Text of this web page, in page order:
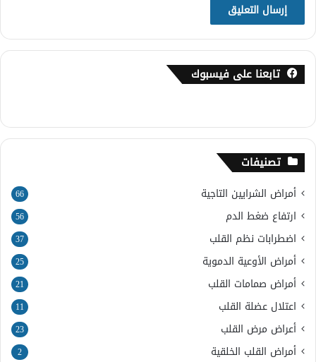
تابعنا على فيسبوك
تصنيفات
أمراض الشرايين التاجية 66
ارتفاع ضغط الدم 56
اضطرابات نظم القلب 37
أمراض الأوعية الدموية 25
أمراض صمامات القلب 21
اعتلال عضلة القلب 11
أعراض مرض القلب 23
أمراض القلب الخلقية 2